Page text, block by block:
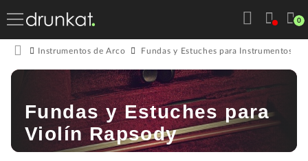
0
Instrumentos de Arco Fundas y Estuches para Instrumentos de
Fundas y Estuches para
Violín Rapsody